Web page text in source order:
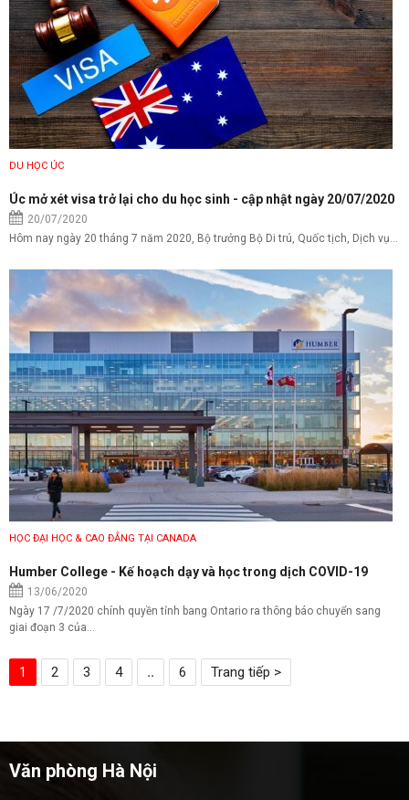
DU HỌC ÚC
Úc mở xét visa trở lại cho du học sinh - cập nhật ngày 20/07/2020
20/07/2020
Hôm nay ngày 20 tháng 7 năm 2020, Bộ trưởng Bộ Di trú, Quốc tịch, Dịch vụ...
HỌC ĐẠI HỌC & CAO ĐẲNG TẠI CANADA
Humber College - Kế hoạch dạy và học trong dịch COVID-19
13/06/2020
Ngày 17 /7/2020 chính quyền tỉnh bang Ontario ra thông báo chuyển sang
giai đoạn 3 của...
1 2 3 4 .. 6 Trang tiếp >
Văn phòng Hà Nội